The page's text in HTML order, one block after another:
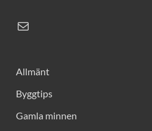
Allmänt
Byggtips
Gamla minnen